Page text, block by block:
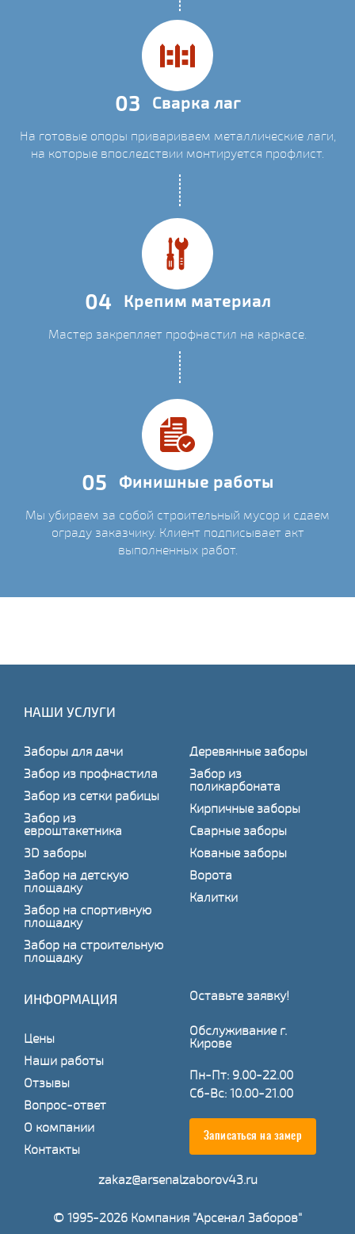
03 Сварка лаг
На готовые опоры привариваем металлические лаги,
на которые впоследствии монтируется профлист.
04 Крепим материал
Мастер закрепляет профнастил на каркасе.
05 Финишные работы
Мы убираем за собой строительный мусор и сдаем
ограду заказчику. Клиент подписывает акт
выполненных работ.
НАШИ УСЛУГИ
Заборы для дачи
Забор из профнастила
Забор из сетки рабицы
Забор из
евроштакетника
3D заборы
Забор на детскую
площадку
Забор на спортивную
площадку
Забор на строительную
площадку
Деревянные заборы
Забор из
поликарбоната
Кирпичные заборы
Сварные заборы
Кованые заборы
Ворота
Калитки
ИНФОРМАЦИЯ
Цены
Наши работы
Отзывы
Вопрос-ответ
О компании
Контакты
Оставьте заявку!
Обслуживание г.
Кирове
Пн-Пт: 9.00-22.00
Сб-Вс: 10.00-21.00
Записаться на замер
zakaz@arsenalzaborov43.ru
© 1995-2026 Компания "Арсенал Заборов"